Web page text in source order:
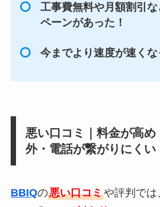
工事費無料や月額割引
ペーンがあった！
今までより速度が速くな
悪い口コミ｜料金が高め
外・電話が繋がりにくい
BBIQの悪い口コミや評判では